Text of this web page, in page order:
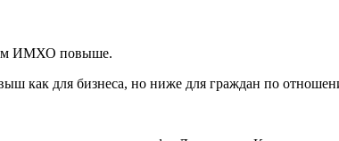
ИМХО повыше.
как для бизнеса, но ниже для граждан по